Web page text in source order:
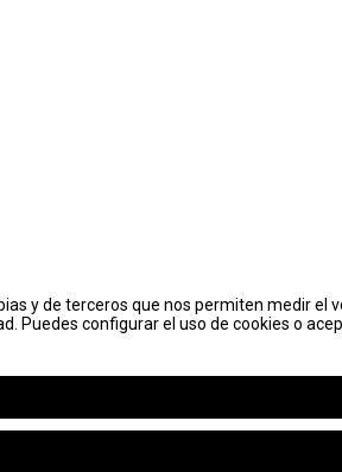
y de terceros que nos permiten medir el
Puedes configurar el uso de cookies o